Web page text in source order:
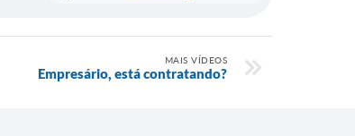
MAIS VÍDEOS
Empresário, está contratando?